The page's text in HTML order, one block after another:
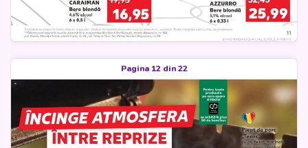
Pagina 12 din 22